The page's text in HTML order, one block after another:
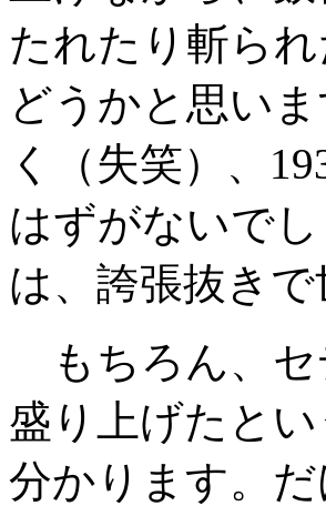
たれたり斬ら
どうかと思い
く（失笑）、
はずがないで
は、誇張抜き
もちろん、
盛り上げたと
分かります。